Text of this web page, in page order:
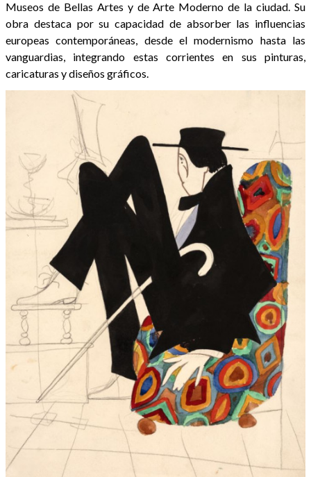
Museos de Bellas Artes y de Arte Moderno de la ciudad. Su
obra destaca por su capacidad de absorber las influencias
europeas contemporáneas, desde el modernismo hasta las
vanguardias, integrando estas corrientes en sus pinturas,
caricaturas y diseños gráficos.